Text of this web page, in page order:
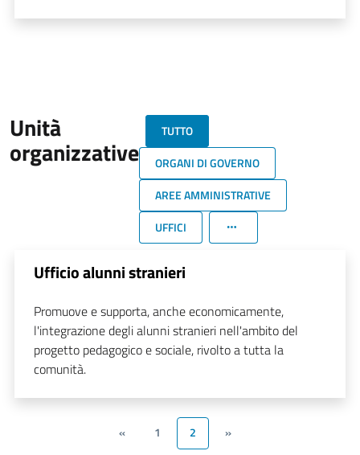
Unità
organizzative
TUTTO
ORGANI DI GOVERNO
AREE AMMINISTRATIVE
UFFICI
Ufficio alunni stranieri
Promuove e supporta, anche economicamente,
l'integrazione degli alunni stranieri nell'ambito del
progetto pedagogico e sociale, rivolto a tutta la
comunità.
« 1 2 »